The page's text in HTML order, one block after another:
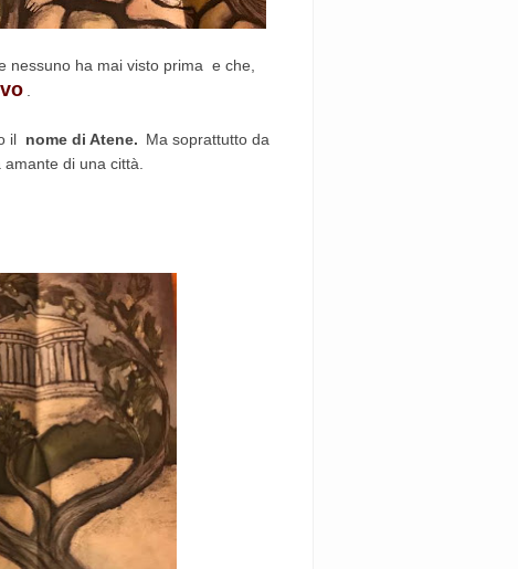
nessuno ha mai visto prima e che,
il nome di Atene. Ma soprattutto da
di una città.